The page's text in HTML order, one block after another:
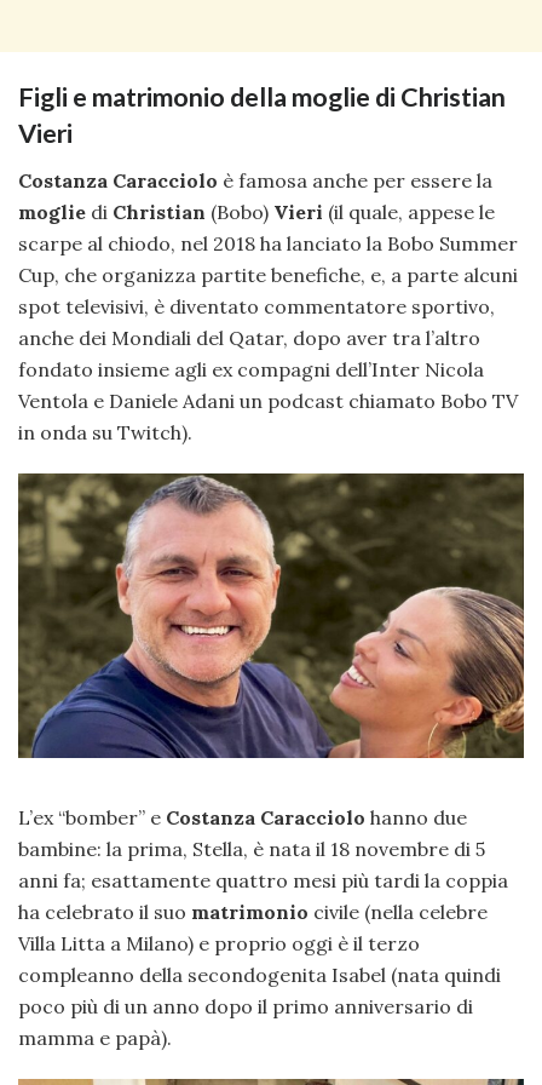
Figli e matrimonio della moglie di Christian
Vieri
Costanza Caracciolo è famosa anche per essere la
moglie di Christian (Bobo) Vieri (il quale, appese le
scarpe al chiodo, nel 2018 ha lanciato la Bobo Summer
Cup, che organizza partite benefiche, e, a parte alcuni
spot televisivi, è diventato commentatore sportivo,
anche dei Mondiali del Qatar, dopo aver tra l’altro
fondato insieme agli ex compagni dell’Inter Nicola
Ventola e Daniele Adani un podcast chiamato Bobo TV
in onda su Twitch).
L’ex “bomber” e Costanza Caracciolo hanno due
bambine: la prima, Stella, è nata il 18 novembre di 5
anni fa; esattamente quattro mesi più tardi la coppia
ha celebrato il suo matrimonio civile (nella celebre
Villa Litta a Milano) e proprio oggi è il terzo
compleanno della secondogenita Isabel (nata quindi
poco più di un anno dopo il primo anniversario di
mamma e papà).